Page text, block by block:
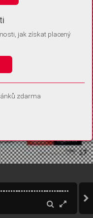
zařízení, a
zařízení, abychom se
později upravit ve Správě
jak získat placený
zdarma